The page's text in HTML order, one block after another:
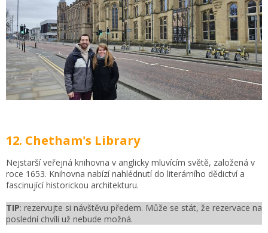
12. Chetham's Library
Nejstarší veřejná knihovna v anglicky mluvícím světě, založená v
roce 1653. Knihovna nabízí nahlédnutí do literárního dědictví a
fascinující historickou architekturu.
TIP: rezervujte si návštěvu předem. Může se stát, že rezervace na
poslední chvíli už nebude možná.